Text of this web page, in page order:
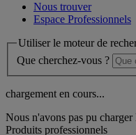
Nous trouver
Espace Professionnels
Utiliser le moteur de
Que cherchez-vous ?
chargement en cours...
Nous n'avons pas pu
Produits professionnels